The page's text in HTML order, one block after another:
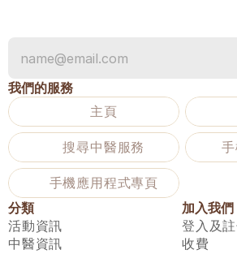
我們的服務
主頁
搜尋中醫服務
手機應用程式專頁
分類
活動資訊
中醫資訊
加入我們
登入及
收費